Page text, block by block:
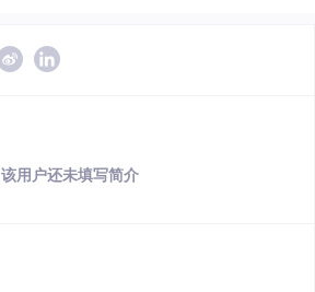
该用户还未填写简介